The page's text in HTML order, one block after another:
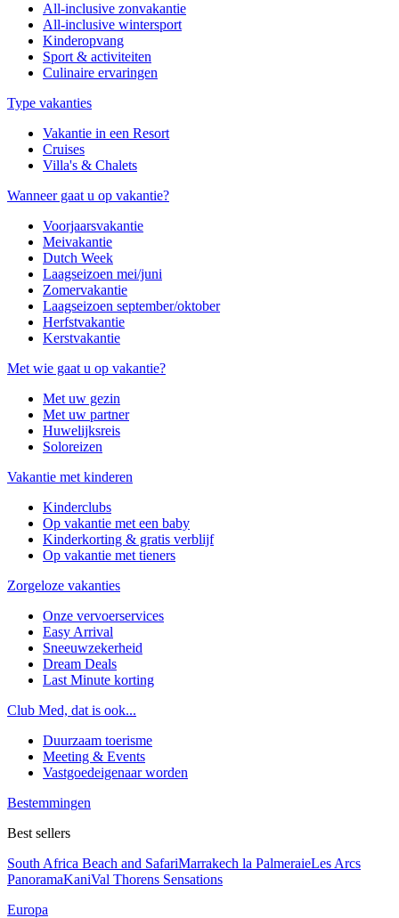
All-inclusive zonvakantie
All-inclusive wintersport
Kinderopvang
Sport & activiteiten
Culinaire ervaringen
Type vakanties
Vakantie in een Resort
Cruises
Villa's & Chalets
Wanneer gaat u op vakantie?
Voorjaarsvakantie
Meivakantie
Dutch Week
Laagseizoen mei/juni
Zomervakantie
Laagseizoen september/oktober
Herfstvakantie
Kerstvakantie
Met wie gaat u op vakantie?
Met uw gezin
Met uw partner
Huwelijksreis
Soloreizen
Vakantie met kinderen
Kinderclubs
Op vakantie met een baby
Kinderkorting & gratis verblijf
Op vakantie met tieners
Zorgeloze vakanties
Onze vervoerservices
Easy Arrival
Sneeuwzekerheid
Dream Deals
Last Minute korting
Club Med, dat is ook...
Duurzaam toerisme
Meeting & Events
Vastgoedeigenaar worden
Bestemmingen
Best sellers
South Africa Beach and SafariMarrakech la PalmeraieLes Arcs
PanoramaKaniVal Thorens Sensations
Europa